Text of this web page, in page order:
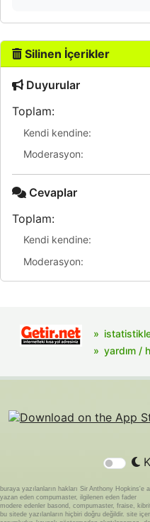
Silinen İçerikler
Duyurular
Toplam:
Kendi kendine:
Moderasyon:
Cevaplar
Toplam:
Kendi kendine:
Moderasyon:
yardım /
buraya yazılanların hakları Sir Anthony Hopkins'e
yazan eden compumaster, ilgilenen eden fader
modere edenler basond, compumaster, fraise,
bu sitede yazılanların hiçbiri doğru değildir. site